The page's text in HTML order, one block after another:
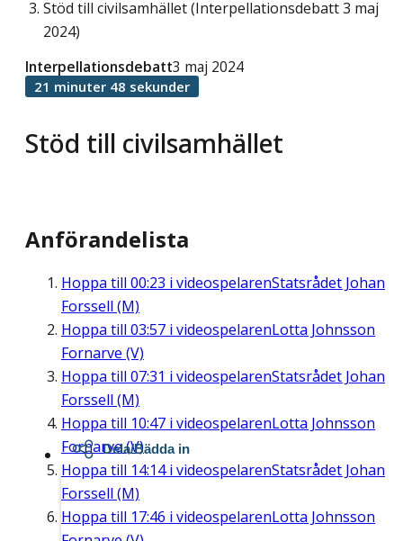
Stöd till civilsamhället (Interpellationsdebatt 3 maj
2024)
Stöd till civilsamhället
Interpellationsdebatt3 maj 2024
21 minuter 48 sekunder
Anförandelista
Hoppa till 00:23 i videospelarenStatsrådet Johan
Forssell (M)
Hoppa till 03:57 i videospelarenLotta Johnsson
Fornarve (V)
Hoppa till 07:31 i videospelarenStatsrådet Johan
Forssell (M)
Hoppa till 10:47 i videospelarenLotta Johnsson
Fornarve (V)
Hoppa till 14:14i videospelarenStatsrådet Johan
Forssell (M)
Hoppa till 17:46 i videospelarenLotta Johnsson
Dela/Bädda in